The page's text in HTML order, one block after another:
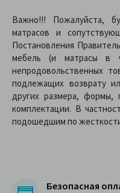
Важно!!! Пожалуйста,
матрасов и
Постановления
мебель (и матрасы в
непродовольственных
подлежащих возврату
других размера, формы,
комплектации. В
подошедшим по
Безопасная